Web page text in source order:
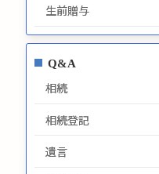
生前贈与
Q&A
相続
相続登記
遺言